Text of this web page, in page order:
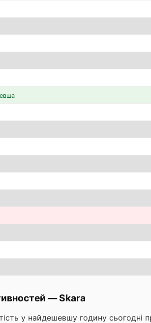
—Skara
у найдешевшу годину